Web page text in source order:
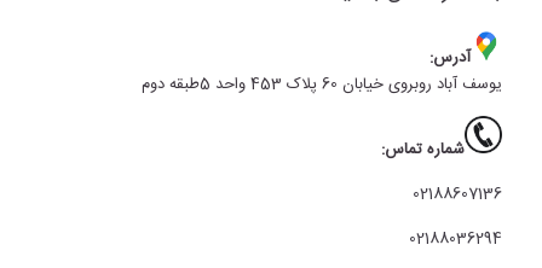
آدرس:
یوسف آباد روبروی خیابان 60 پلاک 453 واحد 5طبقه دوم
شماره تماس:
02188607136
02188036294